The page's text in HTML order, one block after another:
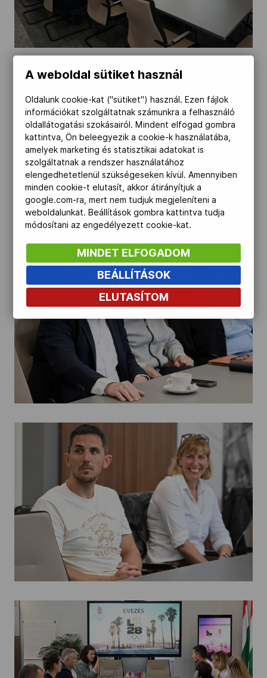
A weboldal sütiket használ
Oldalunk cookie-kat ("sütiket") használ. Ezen fájlok
információkat szolgáltatnak számunkra a felhasználó
oldallátogatási szokásairól. Mindent elfogad gombra
kattintva, Ön beleegyezik a cookie-k használatába,
amelyek marketing és statisztikai adatokat is
szolgáltatnak a rendszer használatához
elengedhetetlenül szükségeseken kívül. Amennyiben
minden cookie-t elutasít, akkor átirányítjuk a
google.com-ra, mert nem tudjuk megjeleníteni a
weboldalunkat. Beállítások gombra kattintva tudja
módosítani az engedélyezett cookie-kat.
MINDET ELFOGADOM
BEÁLLÍTÁSOK
ELUTASÍTOM